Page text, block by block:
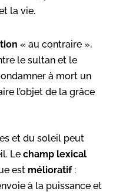
la vie.
« au contraire »,
le sultan et le
à mort un
l’objet de la grâce
et du soleil peut
Le champ lexical
est mélioratif:
à la puissance et